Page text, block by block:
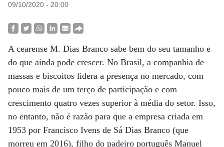
09/10/2020 - 20:00
A cearense M. Dias Branco sabe bem do seu tamanho e
do que ainda pode crescer. No Brasil, a companhia de
massas e biscoitos lidera a presença no mercado, com
pouco mais de um terço de participação e com
crescimento quatro vezes superior à média do setor. Isso,
no entanto, não é razão para que a empresa criada em
1953 por Francisco Ivens de Sá Dias Branco (que
morreu em 2016), filho do padeiro português Manuel